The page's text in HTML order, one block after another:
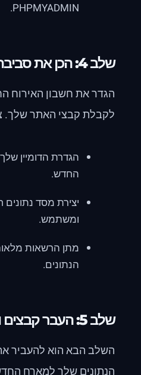
PHPMYADMIN.
שלב 4: הכן את סביבת האירוח החדשה
הגדר את חשבון האירוח
לקבלת קבצי האתר שלך.
הגדרת הדומיין
החדש.
ומשתמש.
מתן הרשאות
הנתונים.
שלב 5: העבר קבצים ומסד נתונים
השלב הבא הוא להעביר